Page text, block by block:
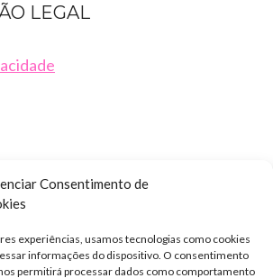
Consentimento de
experiências, usamos tecnologias como cookies
informações do dispositivo. O consentimento
permitirá processar dados como comportamento
LEGAL